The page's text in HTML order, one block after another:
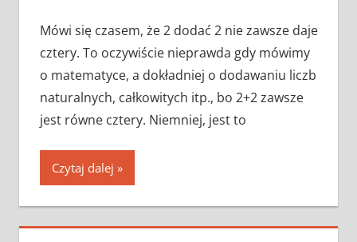
Mówi się czasem, że 2 dodać 2 nie zawsze daje
cztery. To oczywiście nieprawda gdy mówimy
o matematyce, a dokładniej o dodawaniu liczb
naturalnych, całkowitych itp., bo 2+2 zawsze
jest równe cztery. Niemniej, jest to
Czytaj dalej